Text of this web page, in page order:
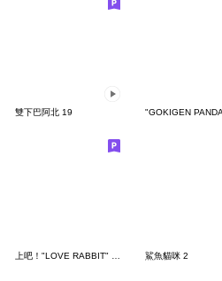
雙下巴阿北 19
鯊魚貓咪 2